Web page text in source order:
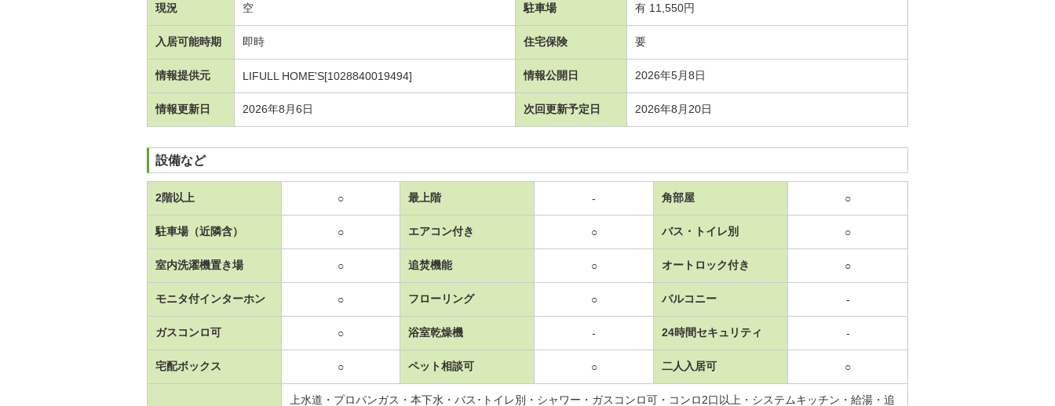
現況 空 駐車場 有 11,550円
入居可能時期 即時 住宅保険 要
情報提供元 LIFULL HOME'S[1028840019494] 情報公開日 2026年5月8日
情報更新日 2026年8月6日 次回更新予定日 2026年8月20日
設備など
2階以上 ○ 最上階 - 角部屋 ○
駐車場（近隣含） ○ エアコン付き ○ バス・トイレ別 ○
室内洗濯機置き場 ○ 追焚機能 ○ オートロック付き ○
モニタ付インターホン ○ フローリング ○ バルコニー -
ガスコンロ可 ○ 浴室乾燥機 - 24時間セキュリティ -
宅配ボックス ○ ペット相談可 ○ 二人入居可 ○
上水道・プロパンガス・本下水・バス･トイレ別・シャワー・ガスコンロ可・コンロ2口以上・システムキッチン・給湯・追